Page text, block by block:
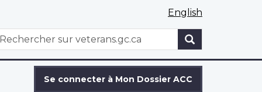
English
WxT
Se connecter à Mon Dossier ACC